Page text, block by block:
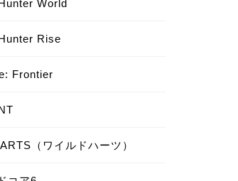
World
Rise
Frontier
（ワイルドハーツ）